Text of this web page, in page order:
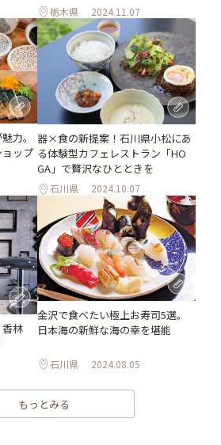
栃木県 2024.11.07
力。
ップ
器×食の新提案！石川県小松にあ
る体験型カフェレストラン「HO
GA」で贅沢なひとときを
石川県 2024.10.07
林
金沢で食べたい極上お寿司5選。
日本海の新鮮な海の幸を堪能
石川県 2024.08.05
もっとみる